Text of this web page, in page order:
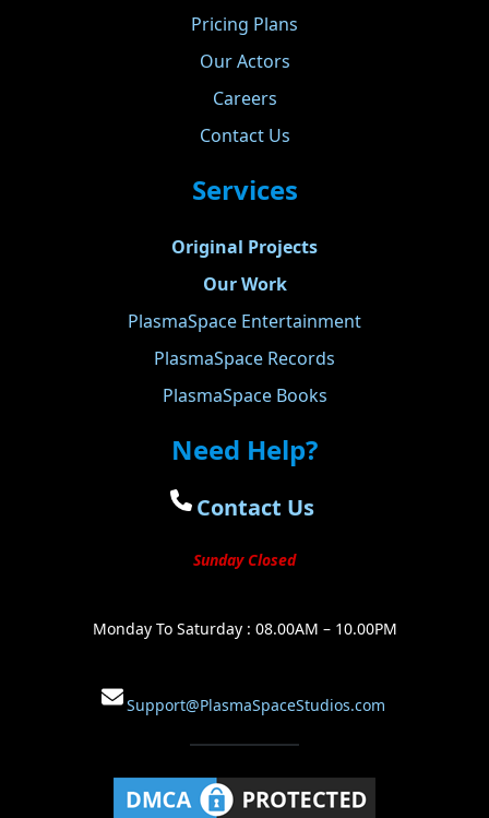
Pricing Plans
Our Actors
Careers
Contact Us
Services
Original Projects
Our Work
PlasmaSpace Entertainment
PlasmaSpace Records
PlasmaSpace Books
Need Help?
Contact Us
Sunday Closed
Monday To Saturday : 08.00AM – 10.00PM
Support@PlasmaSpaceStudios.com